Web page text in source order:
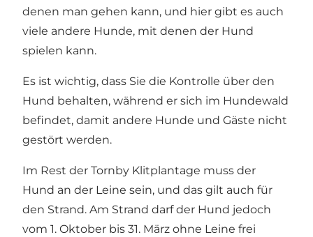
denen man gehen kann, und hier gibt es auch
viele andere Hunde, mit denen der Hund
spielen kann.
Es ist wichtig, dass Sie die Kontrolle über den
Hund behalten, während er sich im Hundewald
befindet, damit andere Hunde und Gäste nicht
gestört werden.
Im Rest der Tornby Klitplantage muss der
Hund an der Leine sein, und das gilt auch für
den Strand. Am Strand darf der Hund jedoch
vom 1. Oktober bis 31. März ohne Leine frei